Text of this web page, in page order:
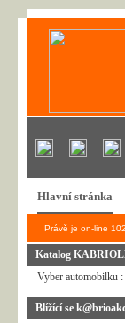
Hlavní stránka
Právě je on-line
Katalog
Vyber automobilku :
Blížící se